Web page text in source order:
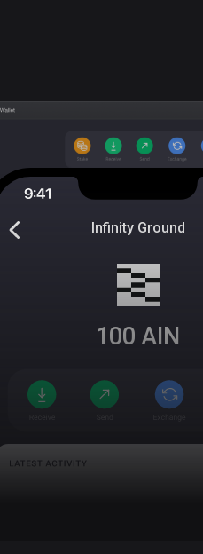
Infinity Ground
100 AIN